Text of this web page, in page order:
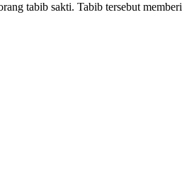
tabib sakti. Tabib tersebut